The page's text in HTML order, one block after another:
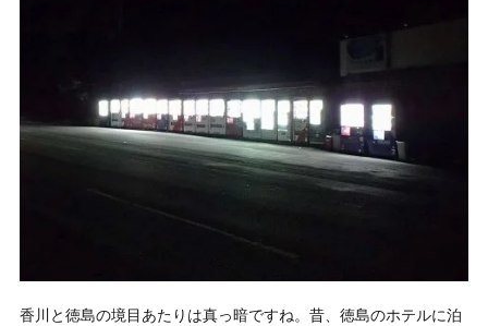
香川と徳島の境目あたりは真っ暗ですね。昔、徳島のホテルに泊